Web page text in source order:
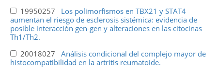
19950257 Los polimorfismos en TBX21 y STAT4
aumentan el riesgo de esclerosis sistémica: evidencia de
posible interacción gen-gen y alteraciones en las citocinas
Th1/Th2.
20018027 Análisis condicional del complejo mayor de
histocompatibilidad en la artritis reumatoide.